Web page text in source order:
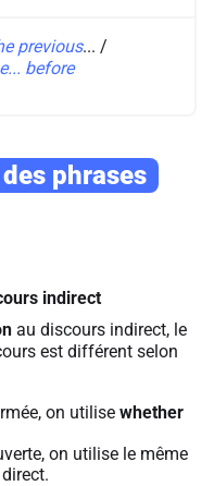
previous... /
before
phrases
indirect
au discours indirect, le
est différent selon
on utilise whether
on utilise le même